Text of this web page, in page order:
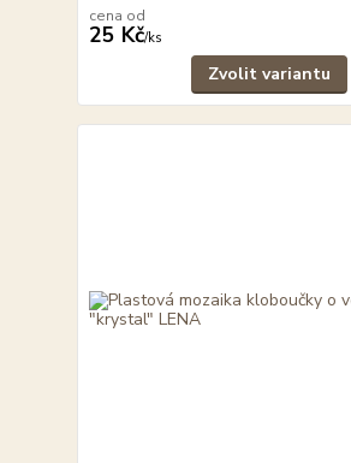
cena od
25 Kč/ks
Zvolit variantu